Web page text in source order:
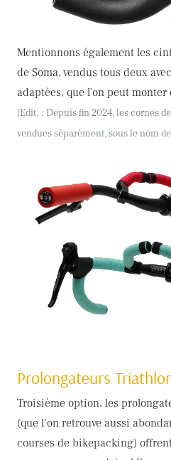
Mentionnons également les
de Soma, vendus tous deux
adaptées, que l'on peut
[Edit. : Depuis fin 2024, les cornes
vendues séparément, sous le nom de
Prolongateurs
Troisième option, les
(que l’on retrouve aussi
courses de bikepacking)